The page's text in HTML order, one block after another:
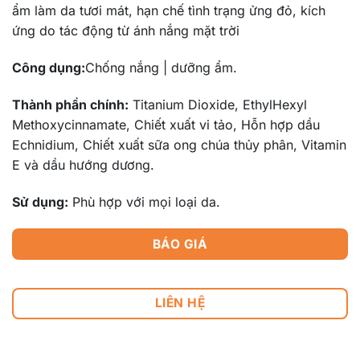
ẩm làm da tươi mát, hạn chế tình trạng ửng đỏ, kích
ứng do tác động từ ánh nắng mặt trời
Công dụng:Chống nắng | dưỡng ẩm.
Thành phần chính: Titanium Dioxide, EthylHexyl
Methoxycinnamate, Chiết xuất vi tảo, Hỗn hợp dầu
Echnidium, Chiết xuất sữa ong chúa thủy phân, Vitamin
E và dầu hướng dương.
Sử dụng: Phù hợp với mọi loại da.
BÁO GIÁ
LIÊN HỆ